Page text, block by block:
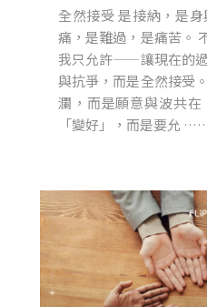
全然接受 是接納，是
痛，是難過，是痛苦。
我只允許——讓現在的
與抗爭，而是全然接受
瀾，而是願意與波共
「變好」，而是要允